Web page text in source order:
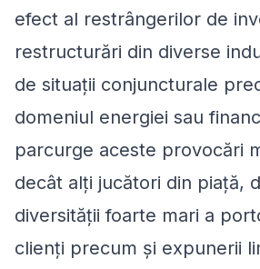
efect al restrângerilor de
restructurări din diverse
de situații conjuncturale
domeniul energiei sau
parcurge aceste provocări
decât alți jucători din piață,
diversității foarte mari a
clienți precum și expunerii